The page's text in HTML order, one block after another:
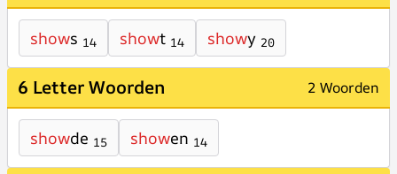
shows 14 showt 14 showy 20
6 Letter Woorden 2 Woorden
showde 15 showen 14